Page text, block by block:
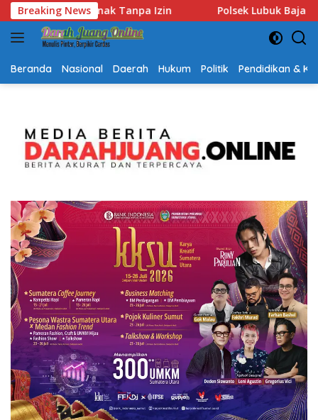
Langsung
ke
konten
Breaking News
Lubuk Baja Amankan Dua Tersangka Beserta 74 Cartridge
Beranda Nasional Daerah Hukum Politik Pendidikan &